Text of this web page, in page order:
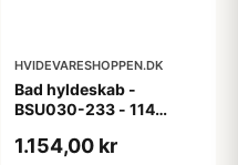
HVIDEVARESHOPPEN.DK
Bad hyldeskab -
BSU030-233 - 114
m/eg ABS-kant
1.154,00 kr